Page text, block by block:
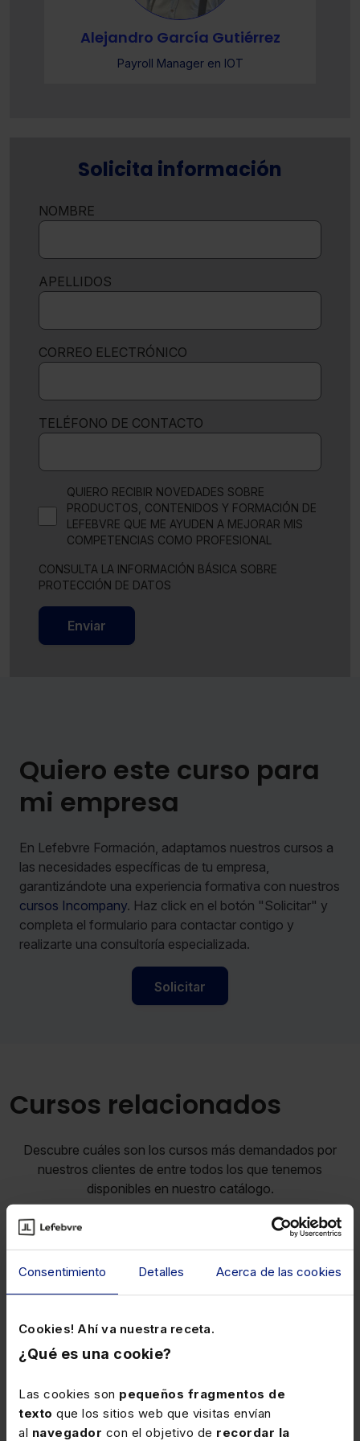
Consentimiento Detalles Acerca de las cookies
Cookies! Ahí va nuestra receta.
¿Qué es una cookie?
Las cookies son pequeños fragmentos de
texto que los sitios web que visitas envían
al navegador con el objetivo de recordar la
Alejandro García Gutiérrez
Payroll Manager en IOT
Solicita información
NOMBRE
APELLIDOS
CORREO ELECTRÓNICO
TELÉFONO DE CONTACTO
QUIERO RECIBIR NOVEDADES SOBRE
PRODUCTOS, CONTENIDOS Y FORMACIÓN DE
LEFEBVRE QUE ME AYUDEN A MEJORAR MIS
COMPETENCIAS COMO PROFESIONAL
CONSULTA LA INFORMACIÓN BÁSICA SOBRE
PROTECCIÓN DE DATOS
Enviar
Quiero este curso para
mi empresa
En Lefebvre Formación, adaptamos nuestros cursos a
las necesidades específicas de tu empresa,
garantizándote una experiencia formativa con nuestros
cursos Incompany. Haz click en el botón "Solicitar" y
completa el formulario para contactar contigo y
realizarte una consultoría especializada.
Solicitar
Cursos relacionados
Descubre cuáles son los cursos más demandados por
nuestros clientes de entre todos los que tenemos
disponibles en nuestro catálogo.
Laboral